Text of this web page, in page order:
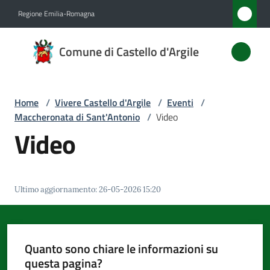
Regione Emilia-Romagna
Comune di Castello d'Argile
Comune
di
d'Argile
Amministrazione
Vivere
Castello
Home / Vivere Castello d'Argile / Eventi /
Maccheronata di Sant'Antonio / Video
Video
Ultimo aggiornamento:26-05-2026 15:20
Quanto sono chiare le informazioni su
questa pagina?